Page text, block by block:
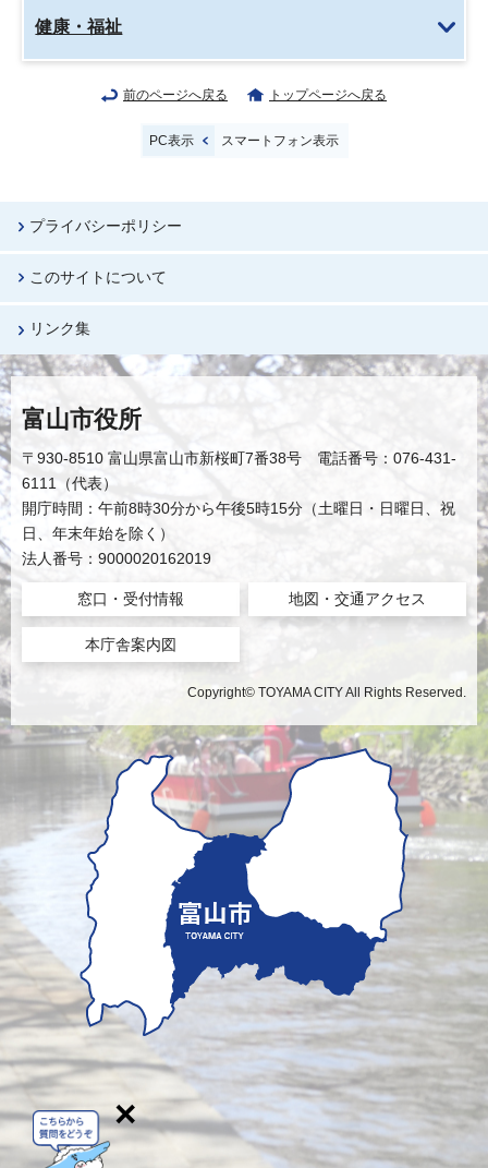
健康・福祉
前のページへ戻る トップページへ戻る
PC表示 スマートフォン表示
プライバシーポリシー
このサイトについて
リンク集
富山市役所
〒930-8510 富山県富山市新桜町7番38号 電話番号：076-431-
6111（代表）
開庁時間：午前8時30分から午後5時15分（土曜日・日曜日、祝
日、年末年始を除く）
法人番号：9000020162019
窓口・受付情報 地図・交通アクセス
本庁舎案内図
Copyright© TOYAMA CITY All Rights Reserved.
×